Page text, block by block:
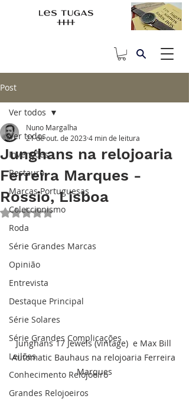
Post
Ver todos
Invenções
Restauro
Marcas Portuguesas
Coleccionismo
Roda
Série Grandes Marcas
Opinião
Entrevista
Destaque Principal
Série Solares
Série Grandes Complicações
Leilões
Conhecimento Relojoeiro
Grandes Relojoeiros
Ver todos
Junghans na relojoaria
Ferreira Marques -
Rossio, Lisboa
Nuno Margalha
21 de out. de 2023 4 min de leitura
Avaliado com NaN de 5 estrelas.
Junghans 17 Jewels (vintage)  e Max Bill
Automatic Bauhaus na relojoaria Ferreira
Marques